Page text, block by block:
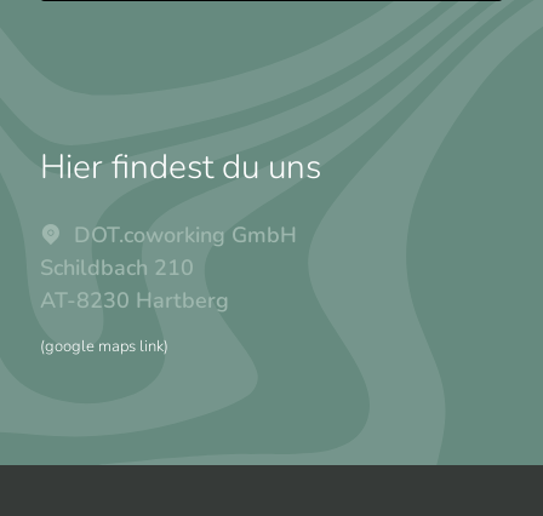
Hier findest du uns
DOT.coworking GmbH
Schildbach 210
AT-8230 Hartberg
(google maps link)